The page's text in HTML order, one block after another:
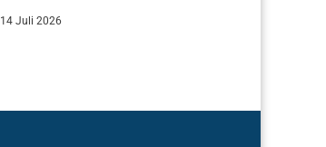
14 Juli 2026